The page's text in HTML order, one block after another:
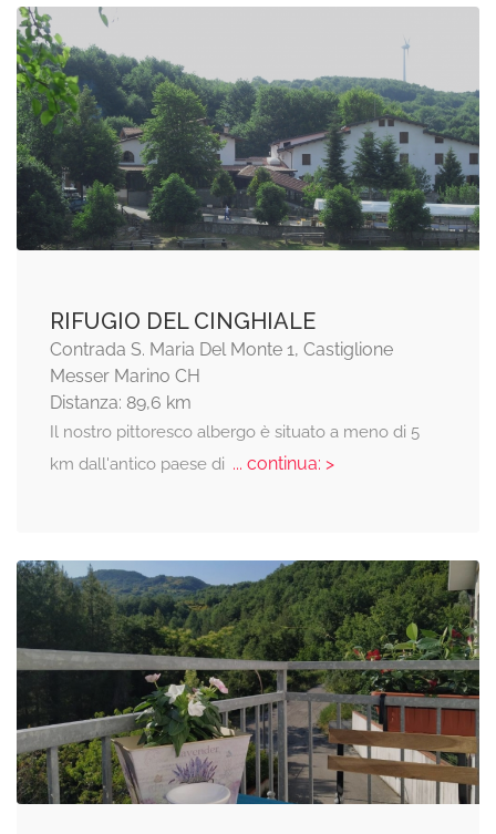
RIFUGIO DEL CINGHIALE
Contrada S. Maria Del Monte 1, Castiglione
Messer Marino CH
Distanza: 89,6 km
Il nostro pittoresco albergo è situato a meno di 5
km dall'antico paese di ... continua: >